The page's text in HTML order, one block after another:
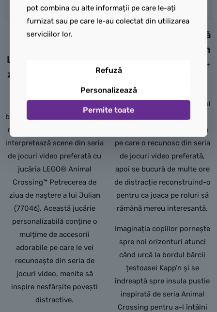
LEGO Petrecerea de
ziua de naștere a lui
Copiii creativi de 6+ ani se
bucură de multe ore de joacă
neîngrădită pe roluri în care
interpretează scene din seria
de jocuri video preferată cu
jucăria LEGO® Animal
Crossing™ Petrecerea de
ziua de naștere a lui Julian
(77046). Această jucărie
personalizabilă conține o
mulțime de accesorii
adorabile pe care le vei
recunoaște din seria de
jocuri video, menite să
inspire nesfârșite povești
distractive.
LEGO Turul de insulă
în barcă al lui Kapp’n
Inspiră fetele și băieții de 6+
LEGO® Animal Crossing™
Turul de insulă în barcă al lui
Kapp’n (77048). Copiii
construiesc o insulă pustie
pe care o recunosc din seria
de jocuri video preferată,
apoi se bucură de multe ore
de distracție reconstruind-o
pentru ca joaca pe roluri să
rămână mereu interesantă.
Imaginația copiilor pornește
spre noi orizonturi atunci
când urcă la bordul bărcii
țestoasei Kapp’n și se
îndreaptă spre insula pustie
inspirată de seria Animal
Crossing pentru a-l întâlni
pot combina cu alte informații pe care le-ați
furnizat sau pe care le-au colectat din utilizarea
serviciilor lor.
Refuză
Personalizează
Permite toate